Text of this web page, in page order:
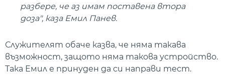
разбере, че аз имам поставена втора
доза", каза Емил Панев.
Служителят обаче казва, че няма такава
възможност, защото няма такова устройство.
Така Емил е принуден да си направи тест.